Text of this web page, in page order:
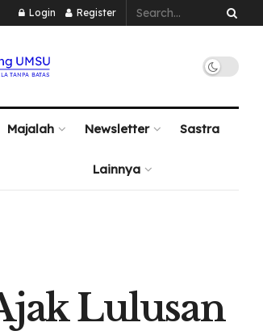
Login Register
Majalah Newsletter Sastra
Lainnya
Lulusan